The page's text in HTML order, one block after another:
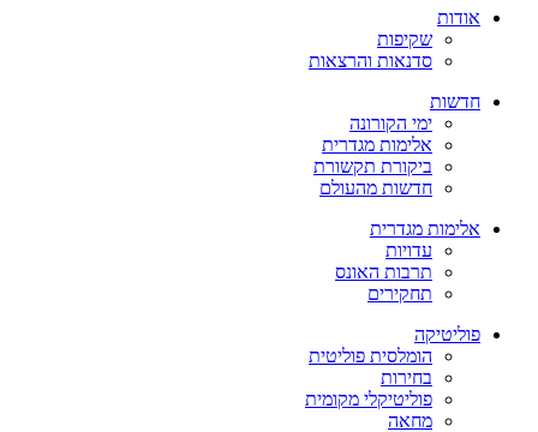
אודות
שקיפות
סדנאות והרצאות
חדשות
ימי הקורונה
אלימות מגדרית
ביקורת תקשורת
חדשות מהעולם
אלימות מגדרית
עדויות
תרבות האונס
תחקירים
פוליטיקה
הומלסית פוליטית
בחירות
פוליטיקלי מקומית
מחאה